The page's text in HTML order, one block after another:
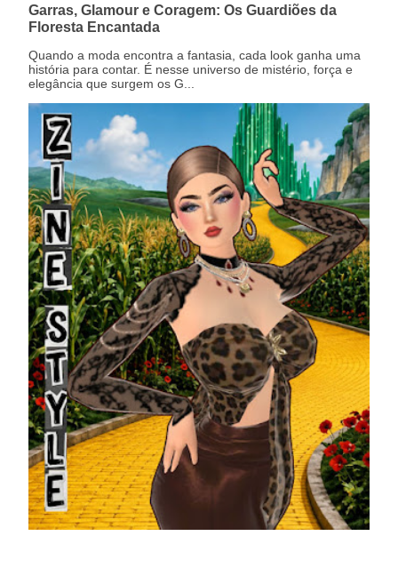
Garras, Glamour e Coragem: Os Guardiões da
Floresta Encantada
Quando a moda encontra a fantasia, cada look ganha uma
história para contar. É nesse universo de mistério, força e
elegância que surgem os G...